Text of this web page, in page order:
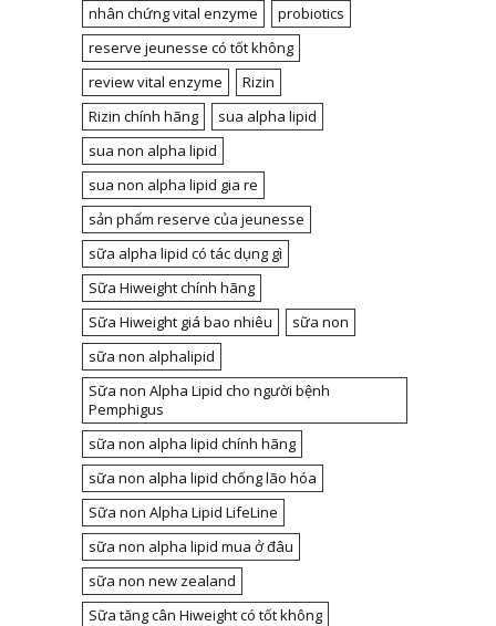
nhân chứng vital enzyme
probiotics
reserve jeunesse có tốt không
review vital enzyme
Rizin
Rizin chính hãng
sua alpha lipid
sua non alpha lipid
sua non alpha lipid gia re
sản phẩm reserve của jeunesse
sữa alpha lipid có tác dụng gì
Sữa Hiweight chính hãng
Sữa Hiweight giá bao nhiêu
sữa non
sữa non alphalipid
Sữa non Alpha Lipid cho người bệnh
Pemphigus
sữa non alpha lipid chính hãng
sữa non alpha lipid chống lão hóa
Sữa non Alpha Lipid LifeLine
sữa non alpha lipid mua ở đâu
sữa non new zealand
Sữa tăng cân Hiweight có tốt không